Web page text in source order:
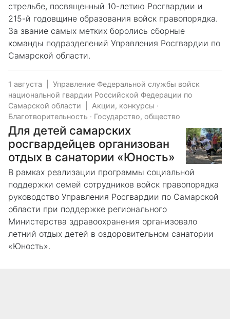
стрельбе, посвященный 10-летию Росгвардии и
215-й годовщине образования войск правопорядка.
За звание самых метких боролись сборные
команды подразделений Управления Росгвардии по
Самарской области.
1 августа
Управление Федеральной службы войск
национальной гвардии Российской Федерации по
Самарской области
Акции, конкурсы ·
Благотворительность · Государство, общество
Для детей самарских
росгвардейцев организован
отдых в санатории «Юность»
В рамках реализации программы социальной
поддержки семей сотрудников войск правопорядка
руководство Управления Росгвардии по Самарской
области при поддержке регионального
Министерства здравоохранения организовало
летний отдых детей в оздоровительном санатории
«Юность».